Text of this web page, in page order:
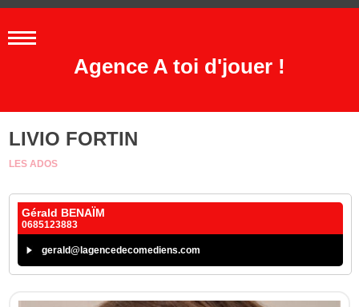
Agence A toi d'jouer !
LIVIO FORTIN
LES ADOS
Gérald BENAÏM
0685123883
gerald@lagencedecomediens.com